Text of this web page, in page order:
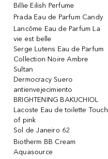
Billie Eilish Perfume
Prada Eau de Parfum Candy
Lancôme Eau de Parfum La
vie est belle
Serge Lutens Eau de Parfum
Collection Noire Ambre
Sultan
Dermocracy Suero
antienvejecimiento
BRIGHTENING BAKUCHIOL
Lacoste Eau de toilette Touch
of pink
Sol de Janeiro 62
Biotherm BB Cream
Aquasource